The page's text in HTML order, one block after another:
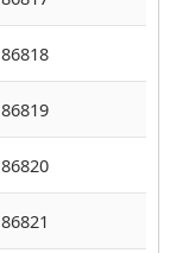
86818
86819
86820
86821